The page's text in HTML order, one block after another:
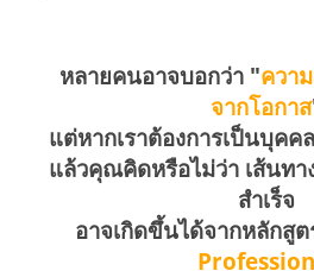
หลายคนอาจบอกว่า "ควา
จากโอกาส
แต่หากเราต้องการเป็นบุค
แล้วคุณคิดหรือไม่ว่า เส้นทา
สำเร็จ
อาจเกิดขึ้นได้จากหลักสู